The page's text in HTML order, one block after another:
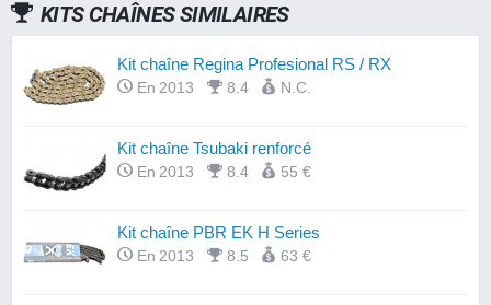
KITS CHAÎNES SIMILAIRES
Kit chaîne Regina Profesional RS / RX
En 2013 8.4 N.C.
Kit chaîne Tsubaki renforcé
En 2013 8.4 55 €
Kit chaîne PBR EK H Series
En 2013 8.5 63 €